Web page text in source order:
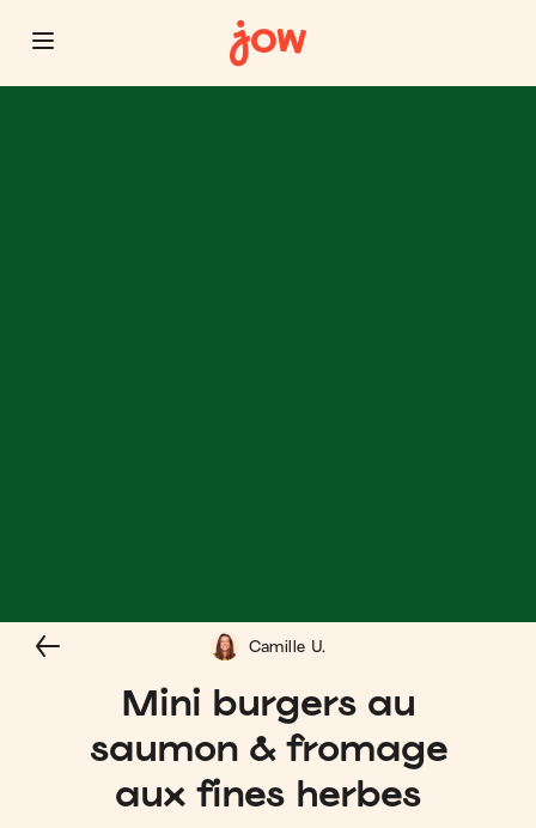
Mini burgers au
saumon & fromage
aux fines herbes
Camille U.